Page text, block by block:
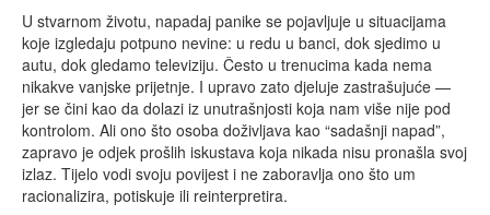
U stvarnom životu, napadaj panike se pojavljuje u situacijama
koje izgledaju potpuno nevine: u redu u banci, dok sjedimo u
autu, dok gledamo televiziju. Često u trenucima kada nema
nikakve vanjske prijetnje. I upravo zato djeluje zastrašujuće —
jer se čini kao da dolazi iz unutrašnjosti koja nam više nije pod
kontrolom. Ali ono što osoba doživljava kao “sadašnji napad”,
zapravo je odjek prošlih iskustava koja nikada nisu pronašla svoj
izlaz. Tijelo vodi svoju povijest i ne zaboravlja ono što um
racionalizira, potiskuje ili reinterpretira.